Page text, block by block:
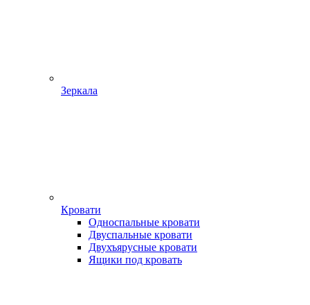
Зеркала
Кровати
Односпальные кровати
Двуспальные кровати
Двухъярусные кровати
Ящики под кровать